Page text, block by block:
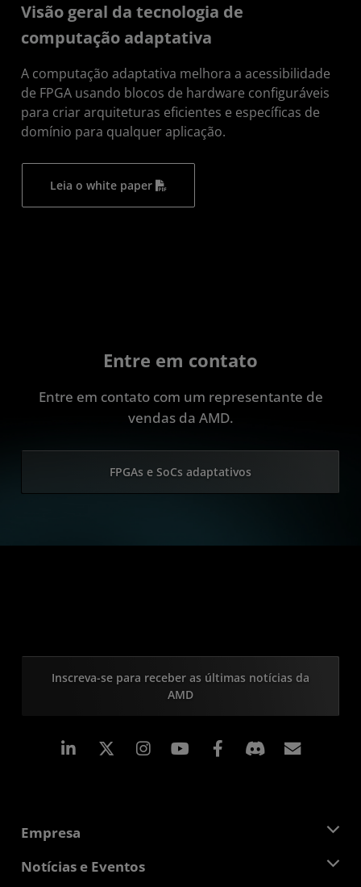
Visão geral da tecnologia de
computação adaptativa
A computação adaptativa melhora a acessibilidade
de FPGA usando blocos de hardware configuráveis
para criar arquiteturas eficientes e específicas de
domínio para qualquer aplicação.
Leia o white paper
Entre em contato
Entre em contato com um representante de
vendas da AMD.
FPGAs e SoCs adaptativos
Inscreva-se para receber as últimas notícias da
AMD
Linkedin Instagram Facebook
Empresa
Sobre a AMD
Notícias e Eventos